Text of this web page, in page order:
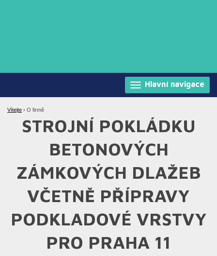
Hlavní navigace
Vítejte › O firmě
STROJNÍ POKLÁDKU
BETONOVÝCH
ZÁMKOVÝCH DLAŽEB
VČETNĚ PŘÍPRAVY
PODKLADOVÉ VRSTVY
PRO PRAHA 11